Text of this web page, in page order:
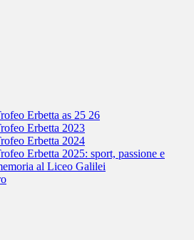
Erbetta as 25 26
Erbetta 2023
Erbetta 2024
Erbetta 2025: sport, passione e
al Liceo Galilei